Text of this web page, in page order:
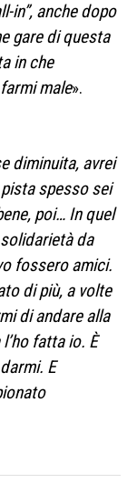
in”, anche dopo
gare di questa
in che
male».
diminuita, avrei
spesso sei
poi… In quel
da
fossero amici.
di più, a volte
di andare alla
fatta io. È
E